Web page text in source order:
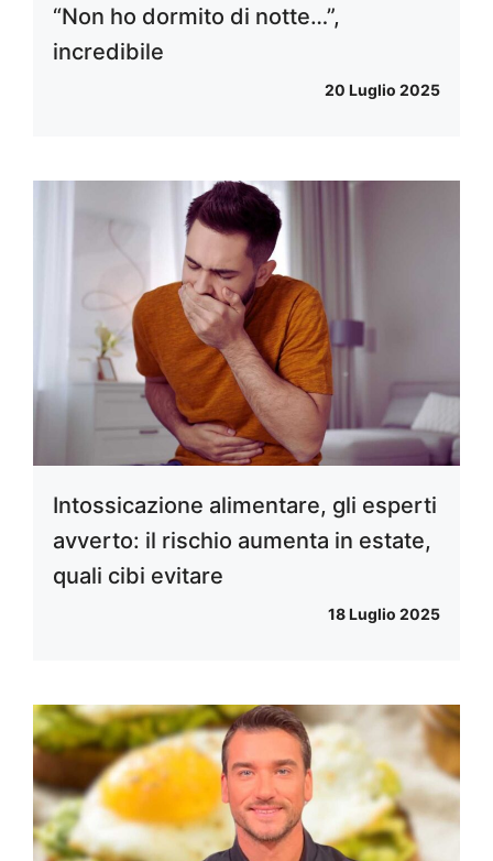
“Non ho dormito di notte…”,
incredibile
20 Luglio 2025
Intossicazione alimentare, gli esperti
avverto: il rischio aumenta in estate,
quali cibi evitare
18 Luglio 2025